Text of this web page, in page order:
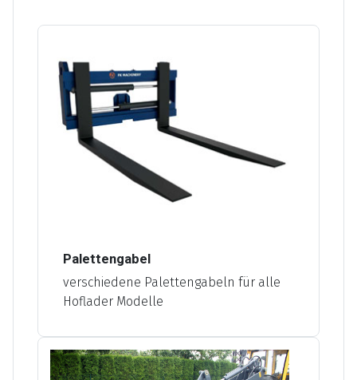
Palettengabel
verschiedene Palettengabeln für alle
Hoflader Modelle